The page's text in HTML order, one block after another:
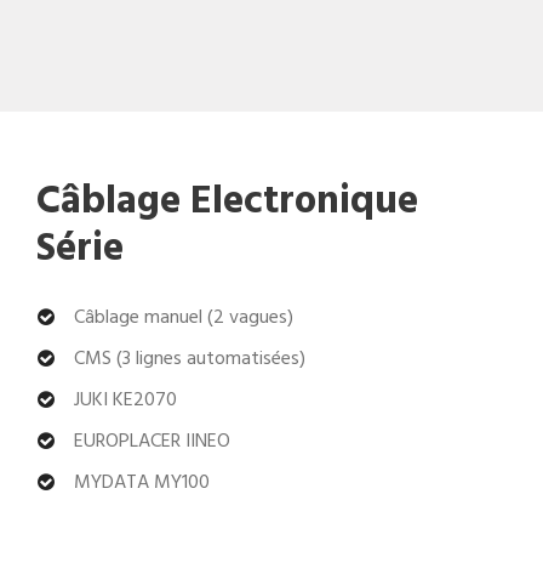
Câblage Electronique
Série
Câblage manuel (2 vagues)
CMS (3 lignes automatisées)
JUKI KE2070
EUROPLACER IINEO
MYDATA MY100